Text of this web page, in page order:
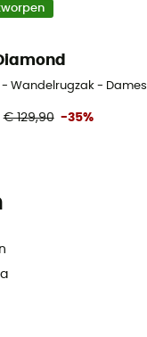
- Wandelrugzak - Dames
€ 129,90 -35%